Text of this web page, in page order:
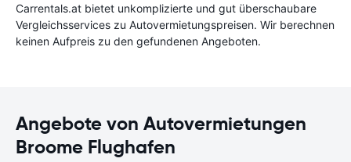
Carrentals.at bietet unkomplizierte und gut überschaubare
Vergleichsservices zu Autovermietungspreisen. Wir berechnen
keinen Aufpreis zu den gefundenen Angeboten.
Angebote von Autovermietungen
Broome Flughafen